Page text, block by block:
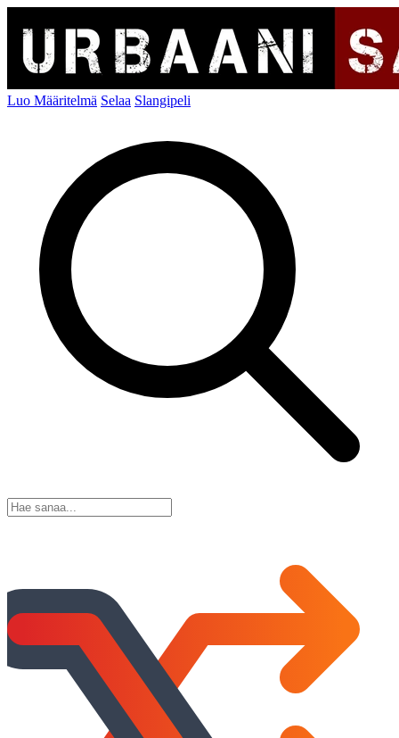
Luo Määritelmä Selaa Slangipeli